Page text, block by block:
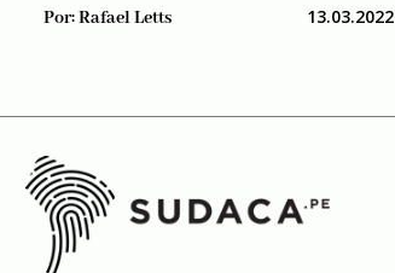
Por:Rafael Letts 13.03.2022